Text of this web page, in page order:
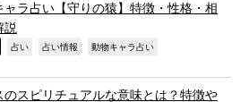
ャラ占い【守りの猿】特徴・性格・相
説
占い 占い情報 動物キャラ占い
のスピリチュアルな意味とは？特徴や